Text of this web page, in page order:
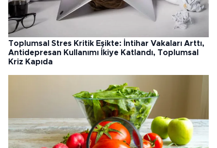
Toplumsal Stres Kritik Eşikte: İntihar Vakaları Arttı,
Antidepresan Kullanımı İkiye Katlandı, Toplumsal
Kriz Kapıda